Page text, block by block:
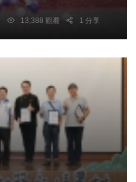
13,388 觀看 1 分享